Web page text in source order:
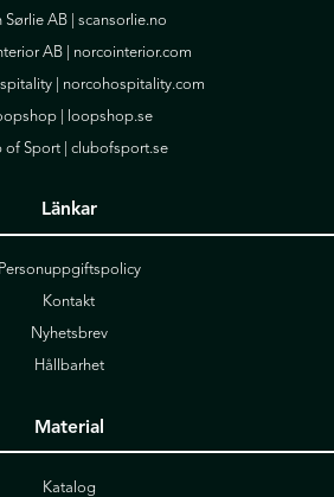
Sørlie AB | scansorlie.no
AB | norcointerior.com
| norcohospitality.com
|
loopshop.se
of Sport | clubofsport.se
Länkar
Personuppgiftspolicy
Kontakt
Nyhetsbrev
Hållbarhet
Material
Katalog